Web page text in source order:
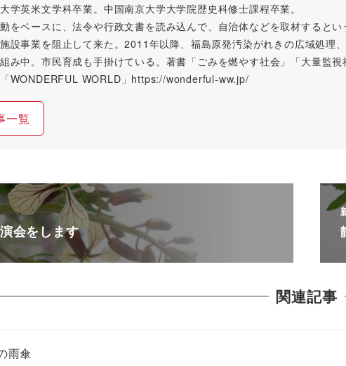
学英米文学科卒業。中国南京大学大学院歴史科修士課程卒業。
をベースに、法令や行政文書を読み込んで、自治体などを取材すると
設事業を阻止して来た。2011年以降、福島原発汚染がれきの広域処理
み中。市民育成も手掛けている。著書「ごみを燃やす社会」「大量監視
WONDERFUL WORLD」https://wonderful-ww.jp/
一覧
会をします
関連記事
雨傘